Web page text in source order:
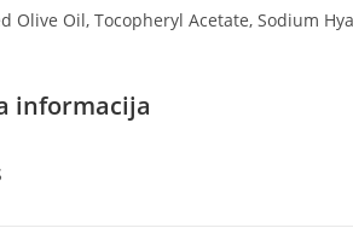
Olive Oil, Tocopheryl Acetate, Sodium
informacija